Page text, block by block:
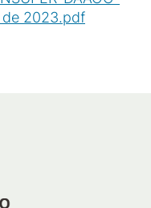
de 2023.pdf